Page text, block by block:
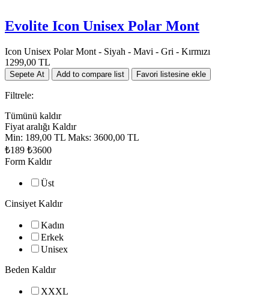
Evolite Icon Unisex Polar Mont
Icon Unisex Polar Mont - Siyah - Mavi - Gri - Kırmızı
1299,00 TL
Filtrele:
Tümünü kaldır
Fiyat aralığı Kaldır
Min: 189,00 TL Maks: 3600,00 TL
₺189 ₺3600
Form Kaldır
Üst
Cinsiyet Kaldır
Kadın
Erkek
Unisex
Beden Kaldır
XXXL